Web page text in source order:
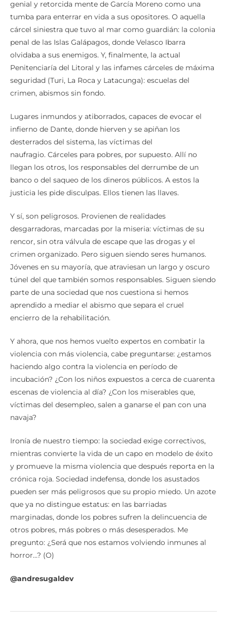
remonta al lúgubre panóptico de Quito, concebido en la
genial y retorcida mente de García Moreno como una
tumba para enterrar en vida a sus opositores. O aquella
cárcel siniestra que tuvo al mar como guardián: la colonia
penal de las Islas Galápagos, donde Velasco Ibarra
olvidaba a sus enemigos. Y, finalmente, la actual
Penitenciaría del Litoral y las infames cárceles de máxima
seguridad (Turi, La Roca y Latacunga): escuelas del
Lugares inmundos y atiborrados, capaces de evocar el
infierno de Dante, donde hierven y se apiñan los
desterrados del sistema, las víctimas del
naufragio. Cárceles para pobres, por supuesto. Allí no
llegan los otros, los responsables del derrumbe de un
banco o del saqueo de los dineros públicos. A estos la
Y sí, son peligrosos. Provienen de realidades
desgarradoras, marcadas por la miseria: víctimas de su
rencor, sin otra válvula de escape que las drogas y el
crimen organizado. Pero siguen siendo seres humanos.
Jóvenes en su mayoría, que atraviesan un largo y oscuro
túnel del que también somos responsables. Siguen siendo
parte de una sociedad que nos cuestiona si hemos
aprendido a mediar el abismo que separa el cruel
Y ahora, que nos hemos vuelto expertos en combatir la
violencia con más violencia, cabe preguntarse: ¿estamos
haciendo algo contra la violencia en período de
incubación? ¿Con los niños expuestos a cerca de cuarenta
escenas de violencia al día? ¿Con los miserables que,
víctimas del desempleo, salen a ganarse el pan con una
Ironía de nuestro tiempo: la sociedad exige correctivos,
mientras convierte la vida de un capo en modelo de éxito
y promueve la misma violencia que después reporta en la
crónica roja. Sociedad indefensa, donde los asustados
pueden ser más peligrosos que su propio miedo. Un azote
que ya no distingue estatus: en las barriadas
marginadas, donde los pobres sufren la delincuencia de
otros pobres, más pobres o más desesperados. Me
pregunto: ¿Será que nos estamos volviendo inmunes al